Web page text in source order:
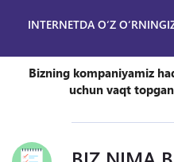
INTERNETDA O‘Z
Bizning kompaniyamiz
uchun vaqt